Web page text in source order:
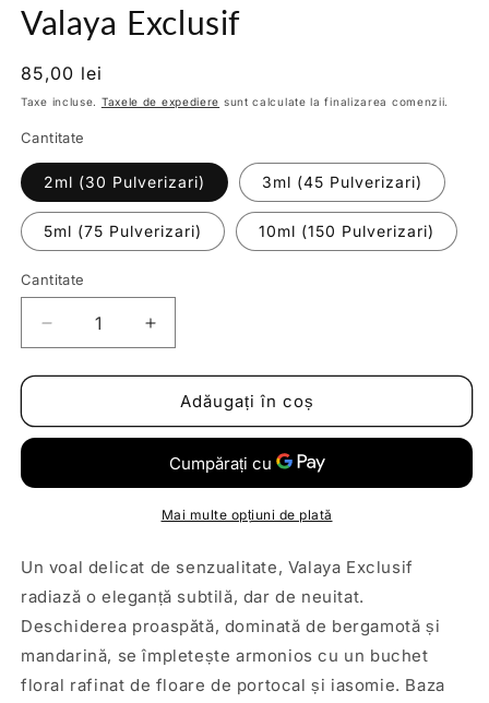
fereastră
modală
Valaya Exclusif
Preț
obișnuit
85,00 lei
Taxe incluse. Taxele de expediere sunt calculate la finalizarea comenzii.
Cantitate
2ml (30 Pulverizari) 3ml (45 Pulverizari)
5ml (75 Pulverizari) 10ml (150 Pulverizari)
Cantitate
Reduceți
cantitatea
pentru
|
Marly
Exclusif
Creșteți
cantitatea
pentru
Decant
|
De
Marly
Exclusif
Adăugați în coș
Mai multe opțiuni de plată
Un voal delicat de senzualitate, Valaya Exclusif
radiază o eleganță subtilă, dar de neuitat.
Deschiderea proaspătă, dominată de bergamotă și
mandarină, se împletește armonios cu un buchet
floral rafinat de floare de portocal și iasomie. Baza